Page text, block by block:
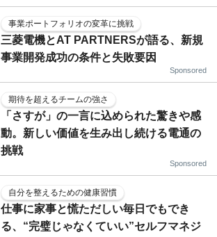
事業ポートフォリオの変革に挑戦
三菱電機とAT PARTNERSが語る、新規
事業開発成功の条件と失敗要因
Sponsored
期待を超えるチームの強さ
「さすが」の一言に込められた驚きや感
動。新しい価値を生み出し続ける電通の
挑戦
Sponsored
自分を整えるための健康習慣
仕事に家事と慌ただしい毎日でもでき
る、“完璧じゃなくていい”セルフマネジ